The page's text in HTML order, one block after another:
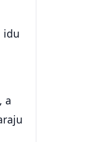
idu
a